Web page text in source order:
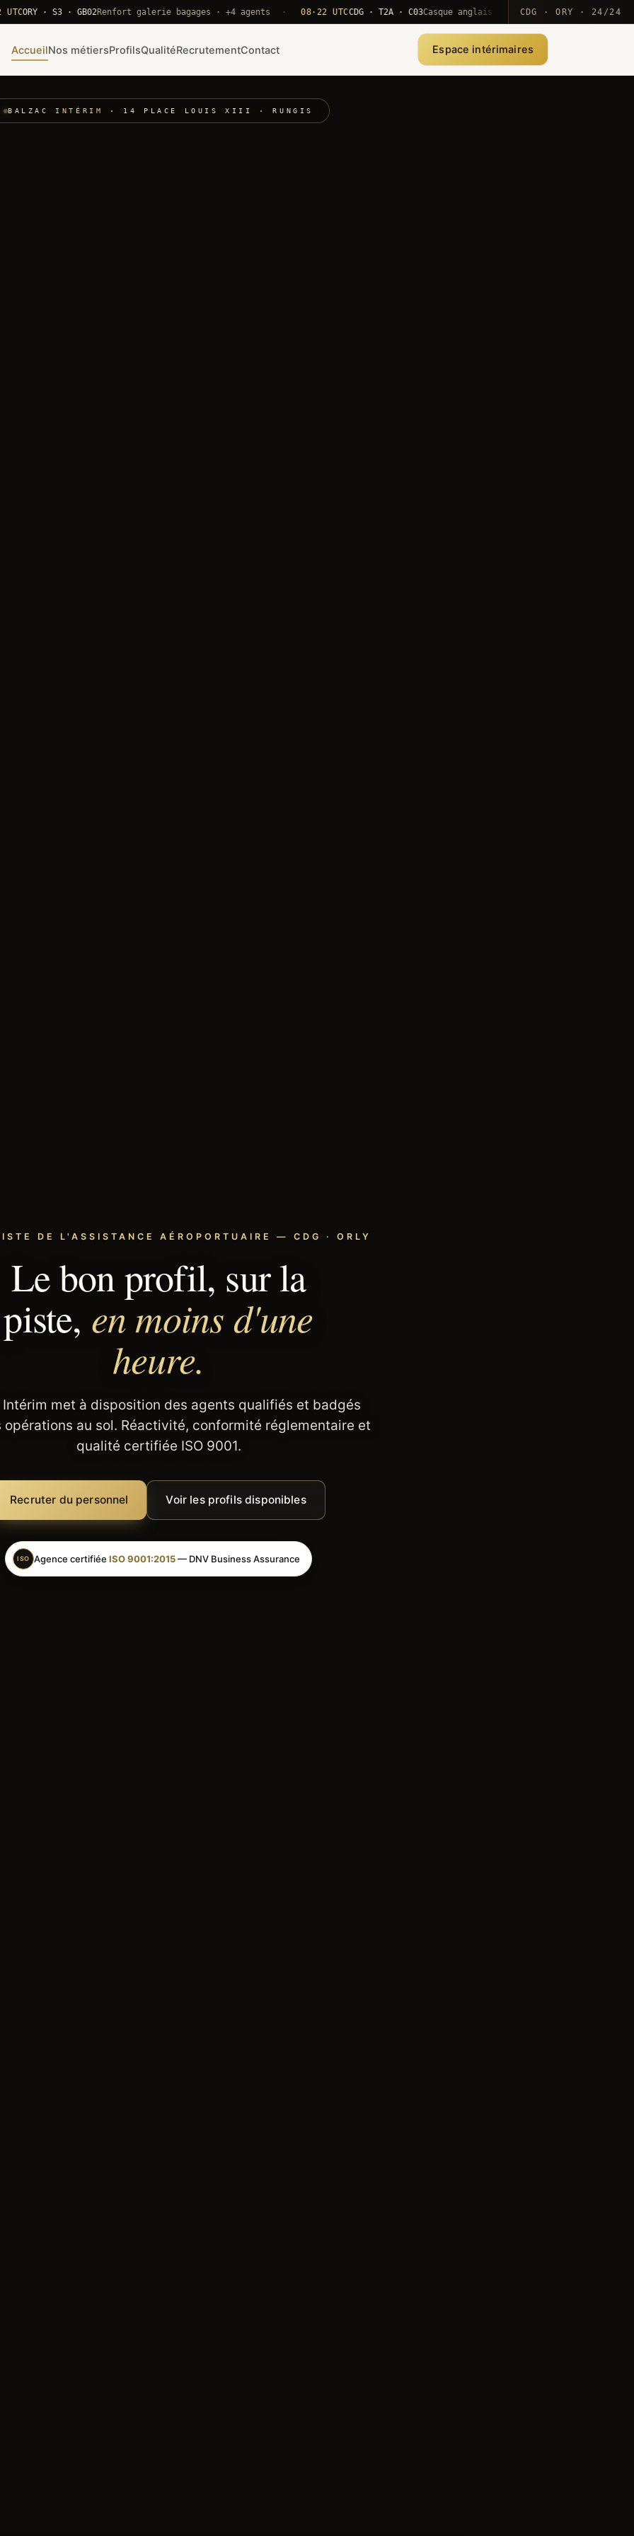
· S3 · GB02Renfort galerie bagages · +4 agents · 08·22 UTCCDG · T2A · C03 Casque anglais positionné · rotation MEA ·
CDG · ORY · 24/24
AccueilNos métiersProfilsQualitéRecrutementContact Espace intérimaires
BALZAC INTÉRIM · 14 PLACE LOUIS XIII · RUNGIS
DE L'ASSISTANCE AÉROPORTUAIRE — CDG · ORLY
Le bon profil, sur la
piste, en moins d'une
heure.
Intérim met à disposition des agents qualifiés et badgés
opérations au sol. Réactivité, conformité réglementaire et
qualité certifiée ISO 9001.
Recruter du personnel Voir les profils disponibles
ISO Agence certifiée ISO 9001:2015— DNV Business Assurance